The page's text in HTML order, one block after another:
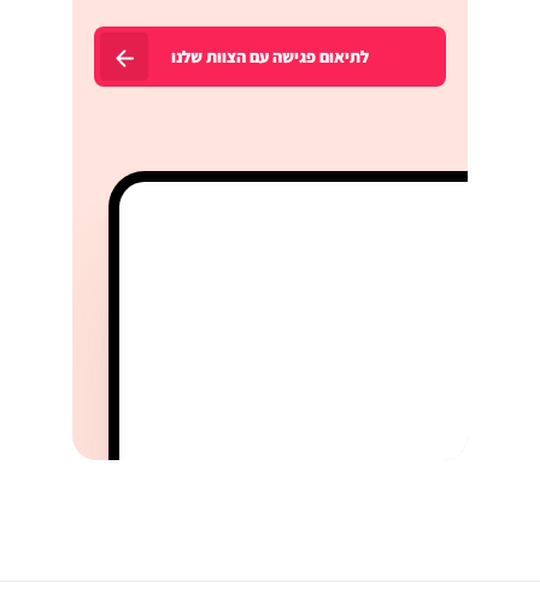
לתיאום פגישה עם הצוות שלנו